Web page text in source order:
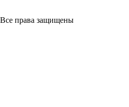
Все права защищены